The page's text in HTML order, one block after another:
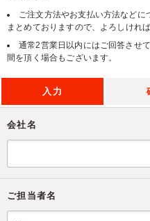
ご注文方法やお支払い方法などに
まとめておりますので、よろしけれ
通常2営業日以内にはご回答させ
間を頂く場合もございます。
入力
会社名
ご担当者名